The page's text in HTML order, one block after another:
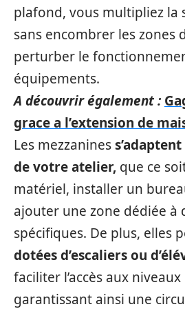
plafond, vous multipliez la
sans encombrer les zones
perturber le
équipements.
A découvrir également :
grace a l’extension de
Les mezzanines
de votre atelier, que ce
matériel, installer un
ajouter une zone dédiée à
spécifiques. De plus, elles
dotées d’escaliers ou
faciliter l’accès aux
garantissant ainsi une